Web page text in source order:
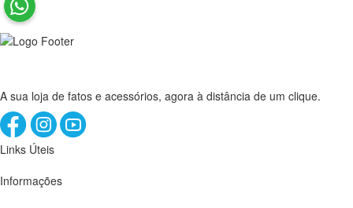
A sua loja de fatos e acessórios, agora à distância de um clique.
Links Úteis
Informações